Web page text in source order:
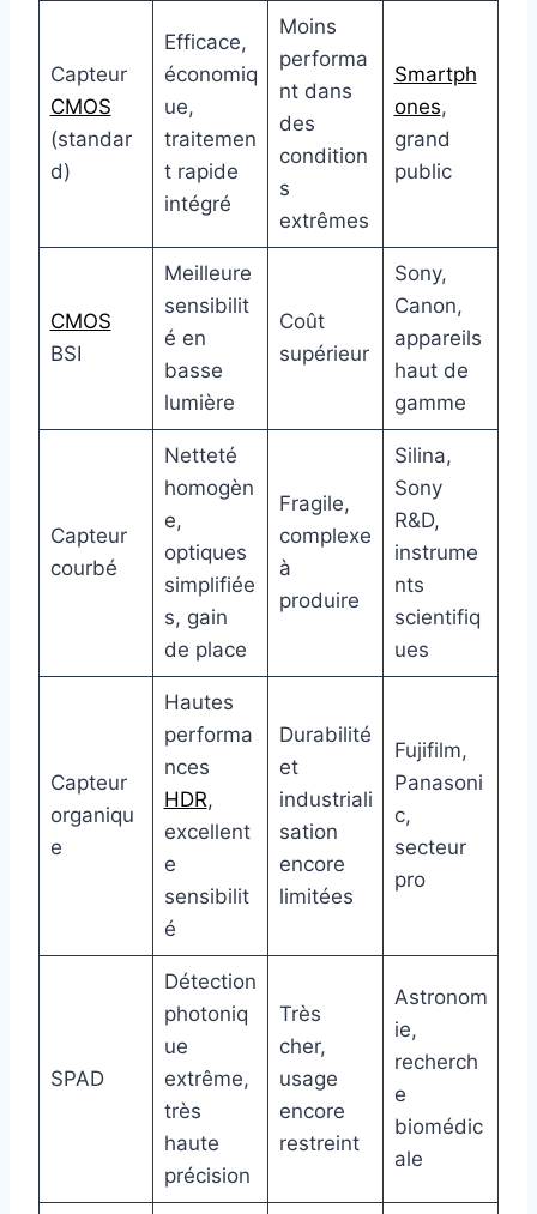
Capteur
CMOS
(standar
d)
Efficace,
économiq
ue,
traitemen
t rapide
intégré
Moins
performa
nt dans
des
condition
s
extrêmes
Smartph
ones,
grand
public
CMOS
BSI
Meilleure
sensibilit
é en
basse
lumière
Coût
supérieur
Sony,
Canon,
appareils
haut de
gamme
Capteur
courbé
Netteté
homogèn
e,
optiques
simplifiée
s, gain
de place
Fragile,
complexe
à
produire
Silina,
Sony
R&D,
instrume
nts
scientifiq
ues
Capteur
organiqu
e
Hautes
performa
nces
HDR,
excellent
e
sensibilit
é
Durabilité
et
industriali
sation
encore
limitées
Fujifilm,
Panasoni
c,
secteur
pro
SPAD
Détection
photoniq
ue
extrême,
très
haute
précision
Très
cher,
usage
encore
restreint
Astronom
ie,
recherch
e
biomédic
ale